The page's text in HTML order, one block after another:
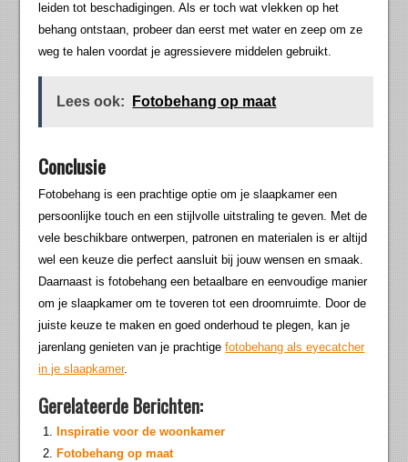
leiden tot beschadigingen. Als er toch wat vlekken op het
behang ontstaan, probeer dan eerst met water en zeep om ze
weg te halen voordat je agressievere middelen gebruikt.
Lees ook: Fotobehang op maat
Conclusie
Fotobehang is een prachtige optie om je slaapkamer een
persoonlijke touch en een stijlvolle uitstraling te geven. Met de
vele beschikbare ontwerpen, patronen en materialen is er altijd
wel een keuze die perfect aansluit bij jouw wensen en smaak.
Daarnaast is fotobehang een betaalbare en eenvoudige manier
om je slaapkamer om te toveren tot een droomruimte. Door de
juiste keuze te maken en goed onderhoud te plegen, kan je
jarenlang genieten van je prachtigefotobehang als eyecatcher
in je slaapkamer.
Gerelateerde Berichten:
Inspiratie voor de woonkamer
Fotobehang op maat